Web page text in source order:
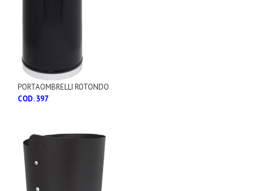
PORTAOMBRELLI ROTONDO
COD. 397